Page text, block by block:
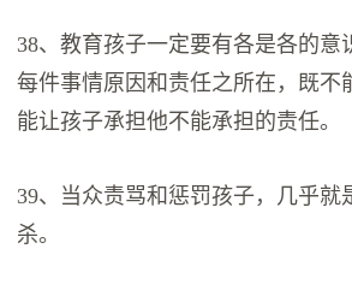
38、教育孩子一定要有各是各的意
每件事情原因和责任之所在，既不
能让孩子承担他不能承担的责任。
39、当众责骂和惩罚孩子，几乎就
杀。